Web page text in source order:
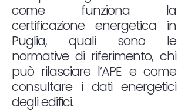
come funziona la
certificazione energetica in
Puglia, quali sono le
normative di riferimento, chi
può rilasciare l’APE e come
consultare i dati energetici
degli edifici.